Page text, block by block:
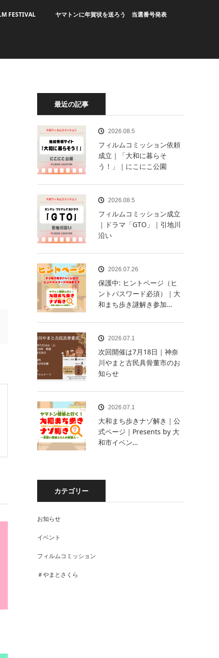
FESTIVAL ヤマトンに年賀状を送ろう 当選番号発表
最近の記事
2026.08.5
フィルムコミッション依頼
成立｜「大和に暮らそ
う！」｜にこにこ公園
2026.08.5
フィルムコミッション成立
｜ドラマ「GTO」｜引地川
沿い
2026.07.26
保護中: ヒントページ（ヒ
ントパスワード必須）｜大
和まち歩き謎解き参加…
2026.07.1
次回開催は7月18日｜神奈
川やまと古民具骨董市のお
知らせ
2026.07.1
大和まち歩きナゾ解き｜公
式ページ｜Presents by 大
和市イベン…
カテゴリー
お知らせ
イベント
フィルムコミッション
＃やまとさくら